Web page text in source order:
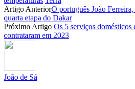
Artigo AnteriorO português João
quarta etapa do Dakar
Próximo Artigo Os 5 serviços domésticos
contrataram em 2023
João de Sá